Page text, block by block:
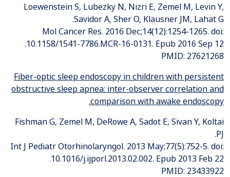
Loewenstein S, Lubezky N, Nizri E, Zemel M, Levin Y,
Savidor A, Sher O, Klausner JM, Lahat G.
Mol Cancer Res. 2016 Dec;14(12):1254-1265. doi:
10.1158/1541-7786.MCR-16-0131. Epub 2016 Sep 12.
PMID: 27621268
Fiber-optic sleep endoscopy in children with persistent
obstructive sleep apnea: inter-observer correlation and
comparison with awake endoscopy.
Fishman G, Zemel M, DeRowe A, Sadot E, Sivan Y, Koltai
PJ.
Int J Pediatr Otorhinolaryngol. 2013 May;77(5):752-5. doi:
10.1016/j.ijporl.2013.02.002. Epub 2013 Feb 22.
PMID: 23433922